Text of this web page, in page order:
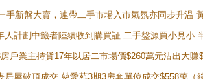
手新盤大賣，連帶二手市場入市氣氛亦同步升温
人計劃中籤者陸續收到購買証 二手盤源買小見小
戶業主持貨17年以居二市場價$260萬元沽出大賺
居屋破頂成交 慈愛苑3期3房套單位成交$558萬（